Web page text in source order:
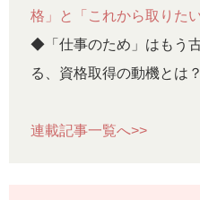
格」と「これから取りたい
◆「仕事のため」はもう
る、資格取得の動機とは
連載記事一覧へ>>